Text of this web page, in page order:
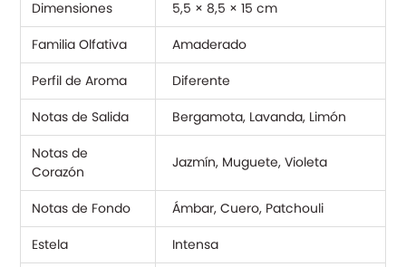
Dimensiones
5,5 × 8,5 × 15 cm
Familia Olfativa
Amaderado
Perfil de Aroma
Diferente
Notas de Salida
Bergamota, Lavanda, Limón
Notas de
Corazón
Jazmín, Muguete, Violeta
Notas de Fondo
Ámbar, Cuero, Patchouli
Estela
Intensa